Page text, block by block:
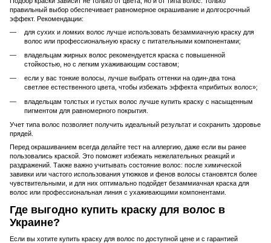
правильный выбор обеспечивает равномерное окрашивание и долгосрочный
эффект. Рекомендации:
для сухих и ломких волос лучше использовать безаммиачную краску для
волос или профессиональную краску с питательными компонентами;
владельцам жирных волос рекомендуется краска с повышенной
стойкостью, но с легким ухаживающим составом;
если у вас тонкие волосы, лучше выбрать оттенки на один-два тона
светлее естественного цвета, чтобы избежать эффекта «прибитых волос»;
владельцам толстых и густых волос лучше купить краску с насыщенным
пигментом для равномерного покрытия.
Учет типа волос позволяет получить идеальный результат и сохранить здоровье
прядей.
Перед окрашиванием всегда делайте тест на аллергию, даже если вы ранее
пользовались краской. Это поможет избежать нежелательных реакций и
раздражений. Также важно учитывать состояние волос: после химической
завивки или частого использования утюжков и фенов волосы становятся более
чувствительными, и для них оптимально подойдет безаммиачная краска для
волос или профессиональная линия с ухаживающими компонентами.
Где выгодно купить краску для волос в
Украине?
Если вы хотите купить краску для волос по доступной цене и с гарантией